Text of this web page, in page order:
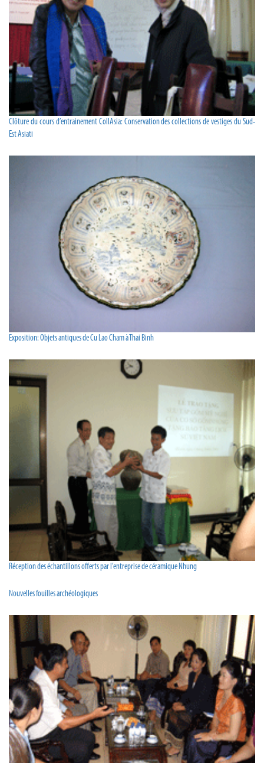
Clôture du cours d’entrainement CollAsia: Conservation des collections de vestiges du Sud-
Est Asiati
Exposition: Objets antiques de Cu Lao Cham à Thai Binh
Réception des échantillons offerts par l’entreprise de céramique Nhung
Nouvelles fouilles archéologiques